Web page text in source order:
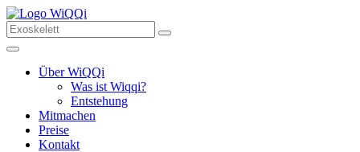
Über WiQQi
Was ist Wiqqi?
Entstehung
Mitmachen
Preise
Kontakt